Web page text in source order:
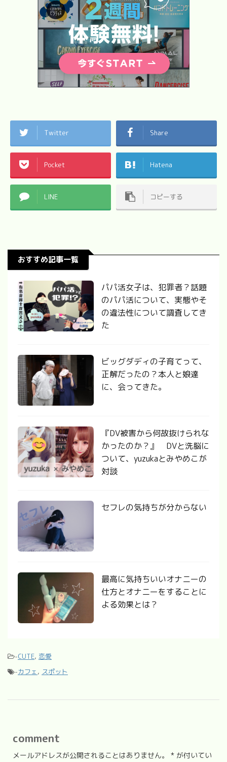
Twitter Share
Pocket Hatena
LINE コピーする
おすすめ記事一覧
パパ活女子は、犯罪者？話題
のパパ活について、実態やそ
の違法性について調査してき
た
ビッグダディの子育てって、
正解だったの？本人と娘達
に、会ってきた。
『DV被害から何故抜けられな
かったのか？』 DVと洗脳に
ついて、yuzukaとみやめこが
対談
セフレの気持ちが分からない
最高に気持ちいいオナニーの
仕方とオナニーをすることに
よる効果とは？
-CUTE, 恋愛
-カフェ , スポット
comment
メールアドレスが公開されることはありません。 * が付いてい